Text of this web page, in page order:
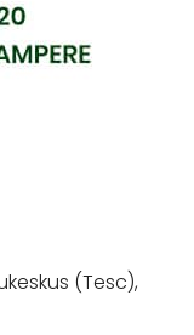
(Tesc),